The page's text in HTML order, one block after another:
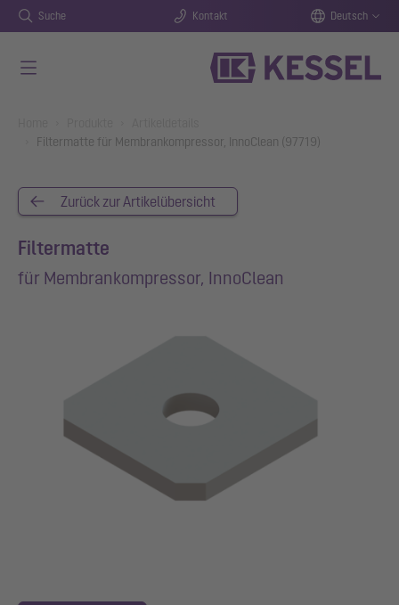
Suche Kontakt Deutsch
Filtermatte für Membrankompressor, InnoClean (97719)
Zurück zur Artikelübersicht
Filtermatte
für Membrankompressor, InnoClean